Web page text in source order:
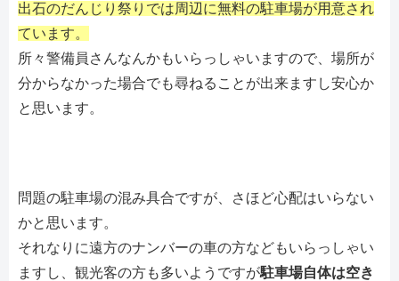
出石のだんじり祭りでは周辺に無料の駐車場が用意され
ています。
所々警備員さんなんかもいらっしゃいますので、場所が
分からなかった場合でも尋ねることが出来ますし安心か
と思います。
問題の駐車場の混み具合ですが、さほど心配はいらない
かと思います。
それなりに遠方のナンバーの車の方などもいらっしゃい
ますし、観光客の方も多いようですが駐車場自体は空き